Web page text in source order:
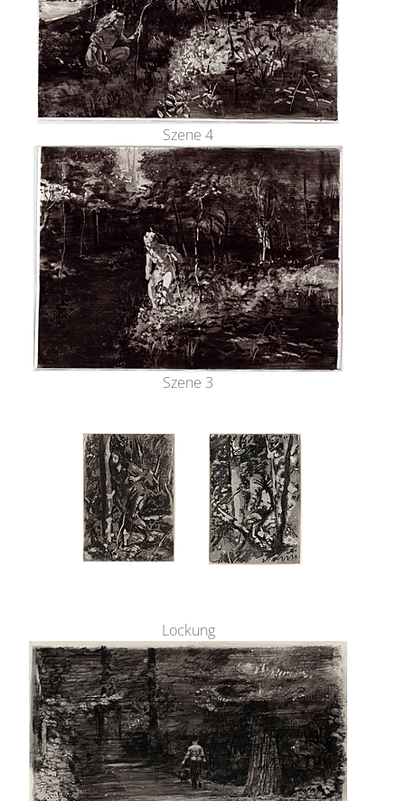
Szene 4
Szene 3
Lockung